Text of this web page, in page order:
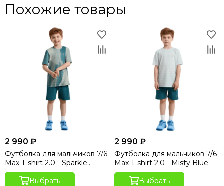
Похожие товары
2 990 ₽
Футболка для мальчиков 7/6
Max T-shirt 2.0 - Sparkle
Hydro Print
Выбрать
2 990 ₽
Футболка для мальчиков 7/6
Max T-shirt 2.0 - Misty Blue
Выбрать